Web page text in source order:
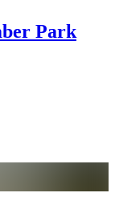
Park